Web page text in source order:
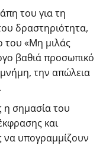
του για τη
δραστηριότητα,
του «Μη μιλάς
βαθιά προσωπικό
την απώλεια
η σημασία του
και
να υπογραμμίζουν